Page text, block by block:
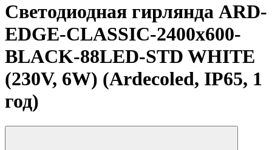
Светодиодная гирлянда ARD-
EDGE-CLASSIC-2400x600-
BLACK-88LED-STD WHITE
(230V, 6W) (Ardecoled, IP65, 1
год)